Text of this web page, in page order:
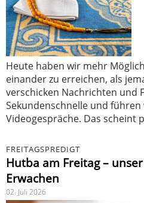
Heute haben wir mehr
einander zu erreichen, als
verschicken Nachrichten und
Sekundenschnelle und
Videogespräche. Das scheint
FREITAGSPREDIGT
Hutba am Freitag –
Erwachen
02. Juli 2026